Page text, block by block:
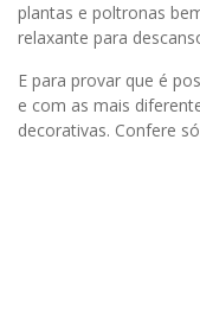
plantas e poltronas
relaxante para
E para provar que é
e com as mais
decorativas. Confere